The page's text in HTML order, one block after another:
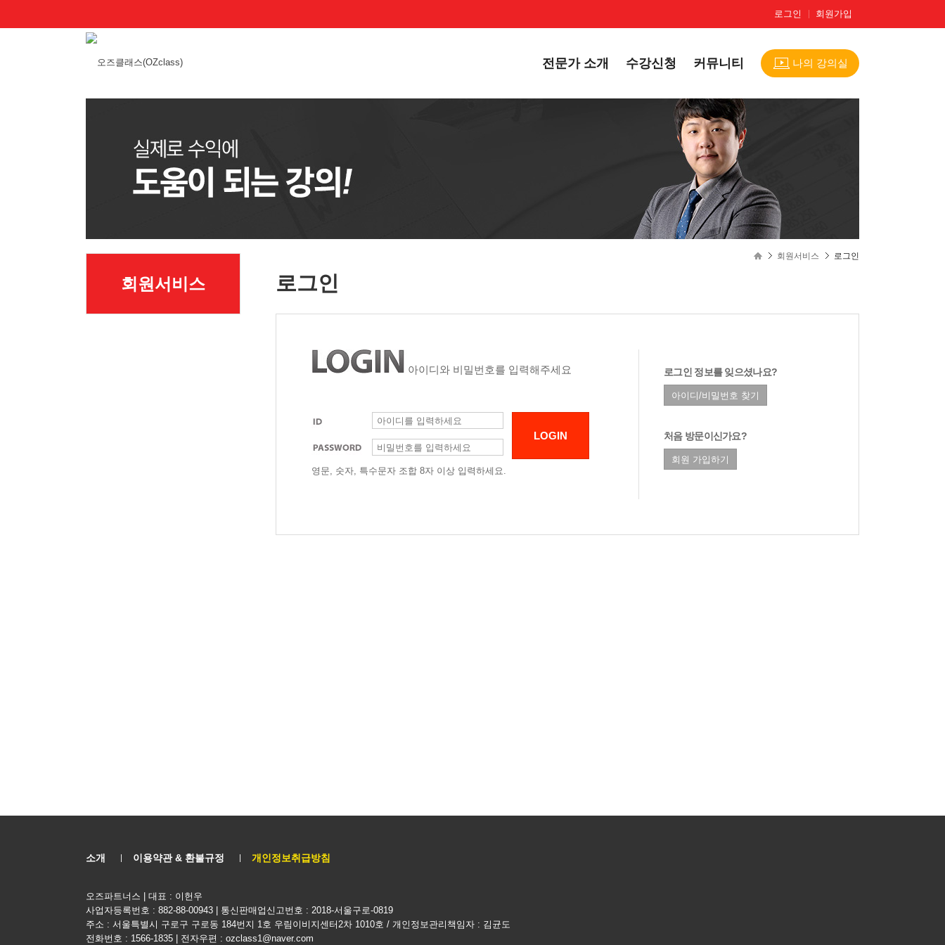
로그인 회원가입
전문가 소개 수강신청 커뮤니티 나의 강의실
회원서비스
회원서비스 로그인
로그인
아이디와 비밀번호를 입력해주세요
영문, 숫자, 특수문자 조합 8자 이상 입력하세요.
로그인 정보를 잊으셨나요?
처음 방문이신가요?
소개 이용약관 & 환불규정 개인정보취급방침
오즈파트너스 | 대표 : 이헌우
사업자등록번호 : 882-88-00943 | 통신판매업신고번호 : 2018-서울구로-0819
주소 : 서울특별시 구로구 구로동 184번지 1호 우림이비지센터2차 1010호 / 개인정보관리책임자 : 김균도
전화번호 : 1566-1835 | 전자우편 : ozclass1@naver.com